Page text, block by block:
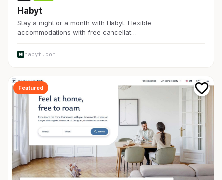
Habyt
Stay a night or a month with Habyt. Flexible
accommodations with free cancellat…
habyt.com
Featured